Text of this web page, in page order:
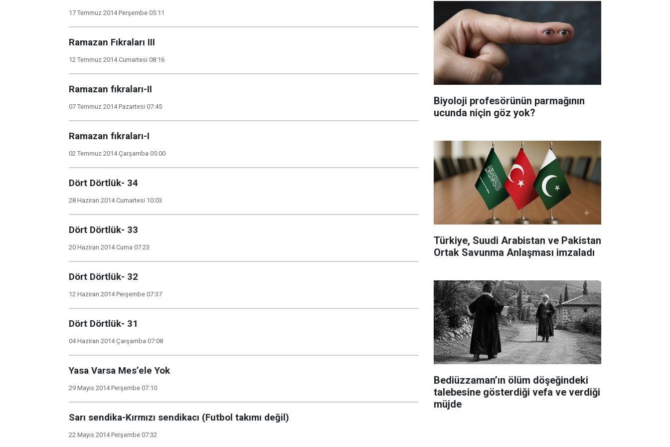
17 Temmuz 2014 Perşembe 05:11
Ramazan Fıkraları III
12 Temmuz 2014 Cumartesi 08:16
Ramazan fıkraları-II
07 Temmuz 2014 Pazartesi 07:45
Ramazan fıkraları-I
02 Temmuz 2014 Çarşamba 05:00
Dört Dörtlük- 34
28 Haziran 2014 Cumartesi 10:03
Dört Dörtlük- 33
20 Haziran 2014 Cuma 07:23
Dört Dörtlük- 32
12 Haziran 2014 Perşembe 07:37
Dört Dörtlük- 31
04 Haziran 2014 Çarşamba 07:08
Yasa Varsa Mes’ele Yok
29 Mayıs 2014 Perşembe 07:10
Sarı sendika-Kırmızı sendikacı (Futbol takımı değil)
22 Mayıs 2014 Perşembe 07:32
Biyoloji profesörünün parmağının
ucunda niçin göz yok?
Türkiye, Suudi Arabistan ve Pakistan
Ortak Savunma Anlaşması imzaladı
Bediüzzaman’ın ölüm döşeğindeki
talebesine gösterdiği vefa ve verdiği
müjde